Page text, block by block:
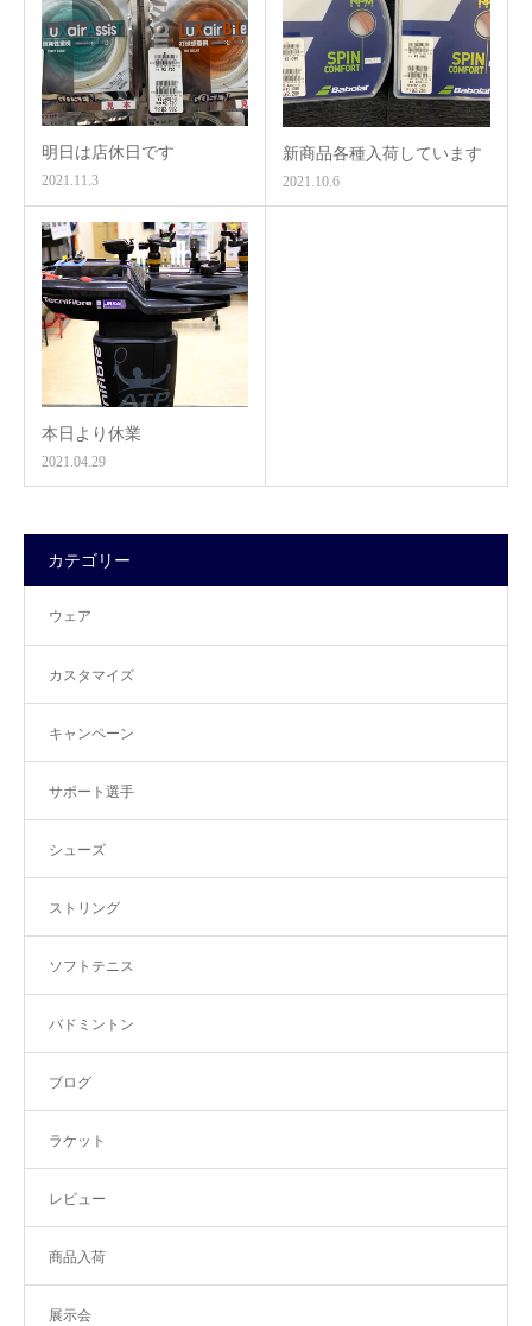
明日は店休日です
2021.11.3
新商品各種入荷しています
2021.10.6
本日より休業
2021.04.29
カテゴリー
ウェア
カスタマイズ
キャンペーン
サポート選手
シューズ
ストリング
ソフトテニス
バドミントン
ブログ
ラケット
レビュー
商品入荷
展示会